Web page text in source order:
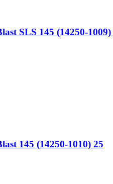
SLS 145 (14250-1009)
145 (14250-1010) 25